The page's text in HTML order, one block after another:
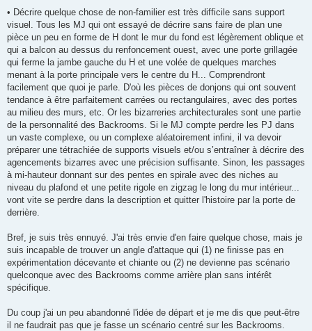
• Décrire quelque chose de non-familier est très difficile sans support
visuel. Tous les MJ qui ont essayé de décrire sans faire de plan une
pièce un peu en forme de H dont le mur du fond est légèrement oblique et
qui a balcon au dessus du renfoncement ouest, avec une porte grillagée
qui ferme la jambe gauche du H et une volée de quelques marches
menant à la porte principale vers le centre du H... Comprendront
facilement que quoi je parle. D'où les pièces de donjons qui ont souvent
tendance à être parfaitement carrées ou rectangulaires, avec des portes
au milieu des murs, etc. Or les bizarreries architecturales sont une partie
de la personnalité des Backrooms. Si le MJ compte perdre les PJ dans
un vaste complexe, ou un complexe aléatoirement infini, il va devoir
préparer une tétrachiée de supports visuels et/ou s’entraîner à décrire des
agencements bizarres avec une précision suffisante. Sinon, les passages
à mi-hauteur donnant sur des pentes en spirale avec des niches au
niveau du plafond et une petite rigole en zigzag le long du mur intérieur...
vont vite se perdre dans la description et quitter l'histoire par la porte de
derrière.
Bref, je suis très ennuyé. J'ai très envie d'en faire quelque chose, mais je
suis incapable de trouver un angle d'attaque qui (1) ne finisse pas en
expérimentation décevante et chiante ou (2) ne devienne pas scénario
quelconque avec des Backrooms comme arrière plan sans intérêt
spécifique.
Du coup j'ai un peu abandonné l'idée de départ et je me dis que peut-être
il ne faudrait pas que je fasse un scénario centré sur les Backrooms.